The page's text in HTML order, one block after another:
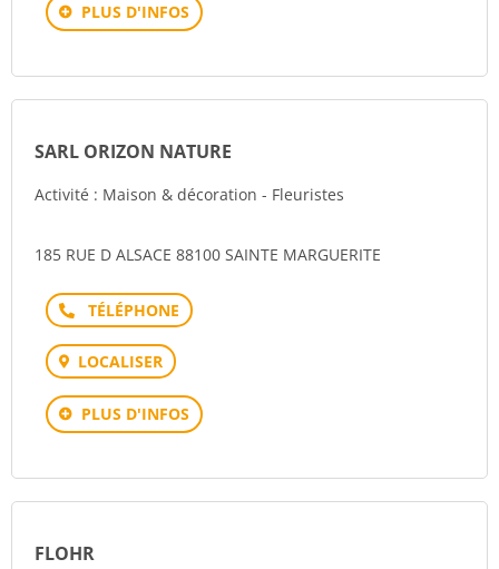
PLUS D'INFOS
SARL ORIZON NATURE
Activité : Maison & décoration - Fleuristes
185 RUE D ALSACE 88100 SAINTE MARGUERITE
Téléphone
LOCALISER
PLUS D'INFOS
FLOHR